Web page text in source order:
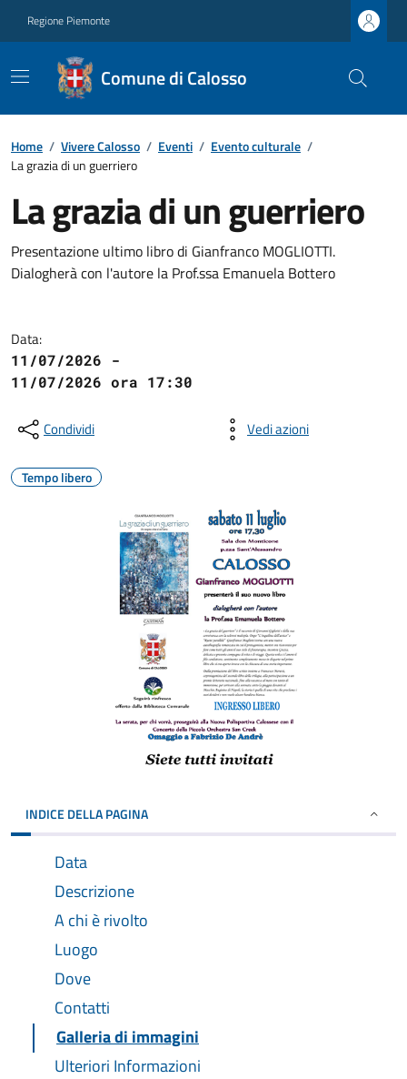
Regione Piemonte
Comune di Calosso
Home / Vivere Calosso / Eventi / Evento culturale /
La grazia di un guerriero
La grazia di un guerriero
Presentazione ultimo libro di Gianfranco MOGLIOTTI.
Dialogherà con l'autore la Prof.ssa Emanuela Bottero
Data:
11/07/2026 -
11/07/2026 ora 17:30
Condividi Vedi azioni
Tempo libero
INDICE DELLA PAGINA
Data
Descrizione
A chi è rivolto
Luogo
Dove
Contatti
Galleria di immagini
Ulteriori Informazioni